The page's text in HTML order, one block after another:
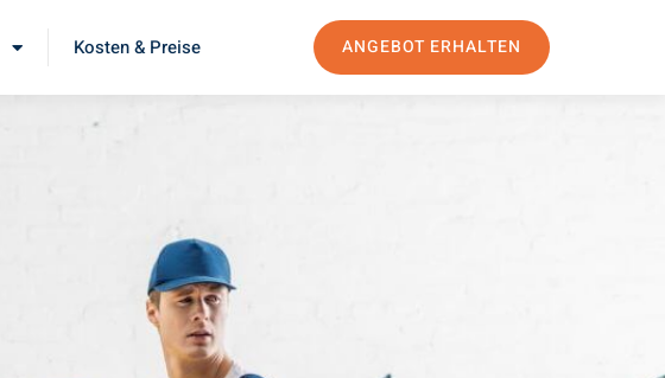
Kosten & Preise ANGEBOT ERHALTEN